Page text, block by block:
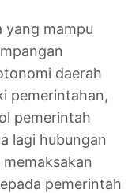
yang mampu
daerah
pemerintahan,
pemerintah
lagi hubungan
pemerintah